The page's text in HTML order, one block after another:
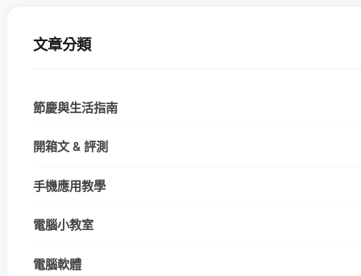
文章分類
節慶與生活指南
開箱文 & 評測
手機應用教學
電腦小教室
電腦軟體